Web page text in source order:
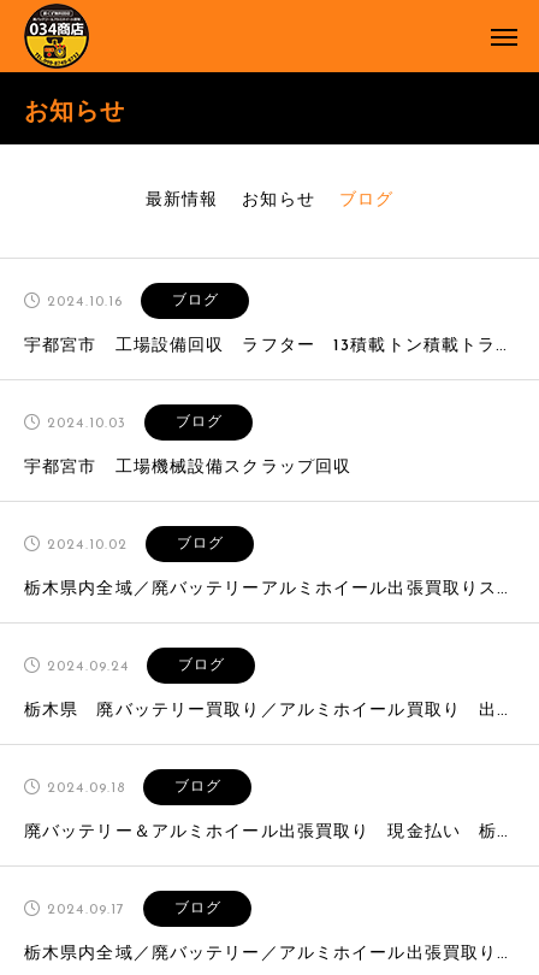
お知らせ
最新情報 お知らせ ブログ
2024.10.16 ブログ
宇都宮市 工場設備回収 ラフター 13積載トン積載トラック
2024.10.03 ブログ
宇都宮市 工場機械設備スクラップ回収
2024.10.02 ブログ
栃木県内全域／廃バッテリーアルミホイール出張買取りスクラップ無料回収／高価買取り現金払い
2024.09.24 ブログ
栃木県 廃バッテリー買取り／アルミホイール買取り 出張買取り 高価買取り現金払い^_^
2024.09.18 ブログ
廃バッテリー＆アルミホイール出張買取り 現金払い 栃木県全域出張買取り
2024.09.17 ブログ
栃木県内全域／廃バッテリー／アルミホイール出張買取り 高価買取り 鉄屑無料回収なた